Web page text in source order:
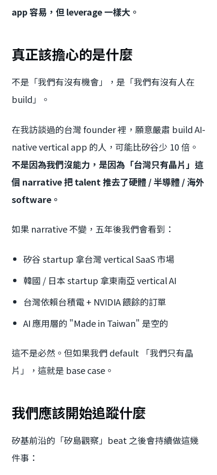
app 容易，但 leverage 一樣大。
真正該擔心的是什麼
不是「我們有沒有機會」，是「我們有沒有人在
build」。
在我訪談過的台灣 founder 裡，願意嚴肅 build AI-
native vertical app 的人，可能比矽谷少 10 倍。
不是因為我們沒能力，是因為「台灣只有晶片」這
個 narrative 把 talent 推去了硬體 / 半導體 / 海外
software。
如果 narrative 不變，五年後我們會看到：
矽谷 startup 拿台灣 vertical SaaS 市場
韓國 / 日本 startup 拿東南亞 vertical AI
台灣依賴台積電 + NVIDIA 餵餘的訂單
AI 應用層的 "Made in Taiwan" 是空的
這不是必然。但如果我們 default 「我們只有晶
片」，這就是 base case。
我們應該開始追蹤什麼
矽基前沿的「矽島觀察」beat 之後會持續做這幾
件事：